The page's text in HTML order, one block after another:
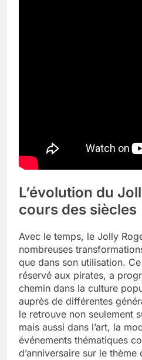
L’évolution du
cours des siècles
Avec le temps, le Jolly
nombreuses
que dans son utilisation.
réservé aux pirates, a
chemin dans la culture
auprès de différentes
le retrouve non seulement
mais aussi dans l’art, la
événements thématiques
d’anniversaire sur le thème